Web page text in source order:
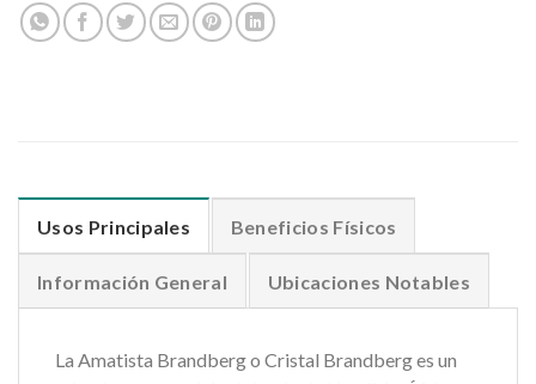
Usos Principales Beneficios Físicos
Información General Ubicaciones Notables
La Amatista Brandberg o Cristal Brandberg es un